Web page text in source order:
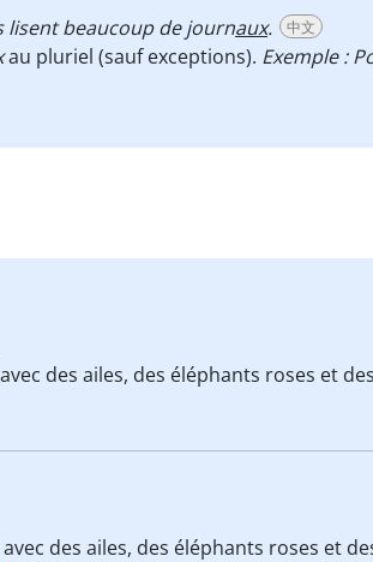
lisent beaucoup de journaux. 中文
au pluriel (sauf exceptions). Exemple :
avec des ailes, des éléphants roses et des
avec des ailes, des éléphants roses et